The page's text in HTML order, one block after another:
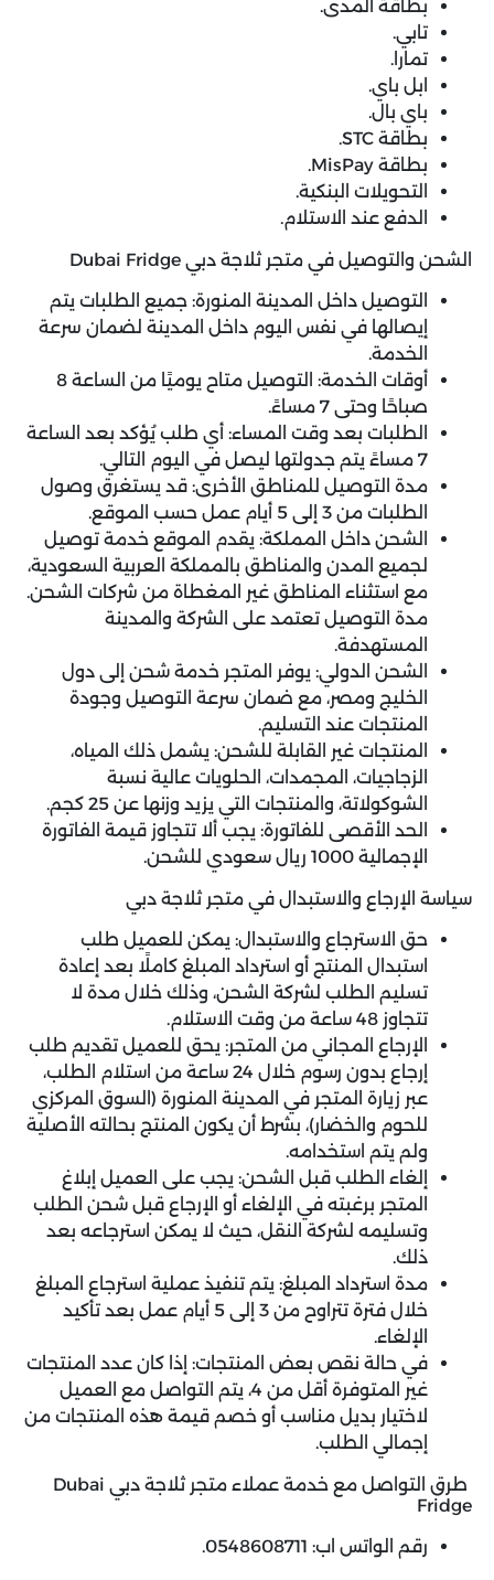
بطاقة المدى.
تابي.
تمارا.
ابل باي.
باي بال.
بطاقة STC.
بطاقة MisPay.
التحويلات البنكية.
الدفع عند الاستلام.
الشحن والتوصيل في متجر ثلاجة دبي Dubai Fridge
التوصيل داخل المدينة المنورة: جميع الطلبات يتم
إيصالها في نفس اليوم داخل المدينة لضمان سرعة
الخدمة.
أوقات الخدمة: التوصيل متاح يوميًا من الساعة 8
صباحًا وحتى 7 مساءً.
الطلبات بعد وقت المساء: أي طلب يُؤكد بعد الساعة
7 مساءً يتم جدولتها ليصل في اليوم التالي.
مدة التوصيل للمناطق الأخرى: قد يستغرق وصول
الطلبات من 3 إلى 5 أيام عمل حسب الموقع.
الشحن داخل المملكة: يقدم الموقع خدمة توصيل
لجميع المدن والمناطق بالمملكة العربية السعودية،
مع استثناء المناطق غير المغطاة من شركات الشحن.
مدة التوصيل تعتمد على الشركة والمدينة
المستهدفة.
الشحن الدولي: يوفر المتجر خدمة شحن إلى دول
الخليج ومصر، مع ضمان سرعة التوصيل وجودة
المنتجات عند التسليم.
المنتجات غير القابلة للشحن: يشمل ذلك المياه،
الزجاجيات، المجمدات، الحلويات عالية نسبة
الشوكولاتة، والمنتجات التي يزيد وزنها عن 25 كجم.
الحد الأقصى للفاتورة: يجب ألا تتجاوز قيمة الفاتورة
الإجمالية 1000 ريال سعودي للشحن.
سياسة الإرجاع والاستبدال في متجر ثلاجة دبي
حق الاسترجاع والاستبدال: يمكن للعميل طلب
استبدال المنتج أو استرداد المبلغ كاملًا بعد إعادة
تسليم الطلب لشركة الشحن، وذلك خلال مدة لا
تتجاوز 48 ساعة من وقت الاستلام.
الإرجاع المجاني من المتجر: يحق للعميل تقديم طلب
إرجاع بدون رسوم خلال 24 ساعة من استلام الطلب،
عبر زيارة المتجر في المدينة المنورة (السوق المركزي
للحوم والخضار)، بشرط أن يكون المنتج بحالته الأصلية
ولم يتم استخدامه.
إلغاء الطلب قبل الشحن: يجب على العميل إبلاغ
المتجر برغبته في الإلغاء أو الإرجاع قبل شحن الطلب
وتسليمه لشركة النقل، حيث لا يمكن استرجاعه بعد
ذلك.
مدة استرداد المبلغ: يتم تنفيذ عملية استرجاع المبلغ
خلال فترة تتراوح من 3 إلى 5 أيام عمل بعد تأكيد
الإلغاء.
في حالة نقص بعض المنتجات: إذا كان عدد المنتجات
غير المتوفرة أقل من 4، يتم التواصل مع العميل
لاختيار بديل مناسب أو خصم قيمة هذه المنتجات من
إجمالي الطلب.
طرق التواصل مع خدمة عملاء متجر ثلاجة دبي Dubai
Fridge
رقم الواتس اب: 0548608711.